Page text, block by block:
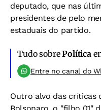
deputado, que nas
presidentes de pelo
estaduais do partido.
Tudo sobrePolítica
Entre no canal do
Outro alvo das críticas